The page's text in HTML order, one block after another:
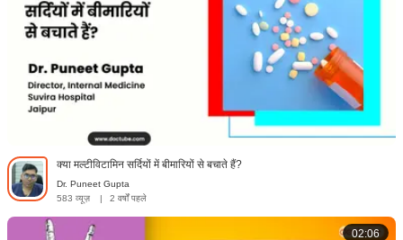
क्या मल्टीविटामिन सर्दियों में बीमारियों से बचाते हैं?
Dr. Puneet Gupta
583 व्यूज़
| 2 वर्षों पहले
02:06